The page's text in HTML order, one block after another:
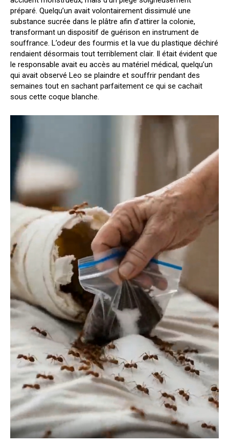
préparé. Quelqu’un avait volontairement dissimulé une
substance sucrée dans le plâtre afin d’attirer la colonie,
transformant un dispositif de guérison en instrument de
souffrance. L’odeur des fourmis et la vue du plastique déchiré
rendaient désormais tout terriblement clair. Il était évident que
le responsable avait eu accès au matériel médical, quelqu’un
qui avait observé Leo se plaindre et souffrir pendant des
semaines tout en sachant parfaitement ce qui se cachait
sous cette coque blanche.